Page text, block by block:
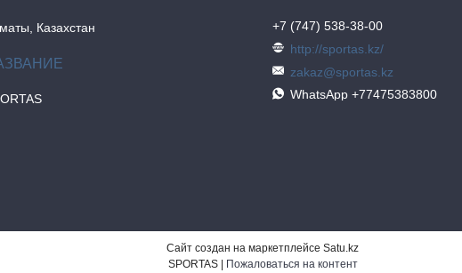
Казахстан
+7 (747) 538-38-00
http://sportas.kz/
zakaz@sportas.kz
WhatsApp +77475383800
Сайт создан на маркетплейсе Satu.kz
Пожаловаться на контент